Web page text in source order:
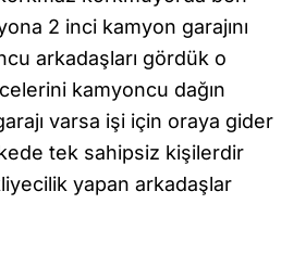
2 inci kamyon garajını
arkadaşları gördük o
kamyoncu dağın
varsa işi için oraya gider
tek sahipsiz kişilerdir
yapan arkadaşlar